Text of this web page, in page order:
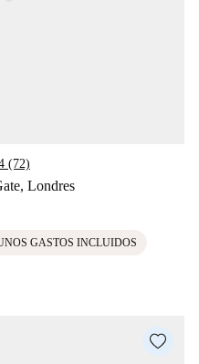
(72)
Londres
GASTOS INCLUIDOS